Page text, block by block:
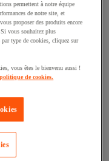
permettent à notre équipe
de notre site, et
proposer des produits encore
vous souhaitez plus
type de cookies, cliquez sur
vous êtes le bienvenu aussi !
politique de cookies.